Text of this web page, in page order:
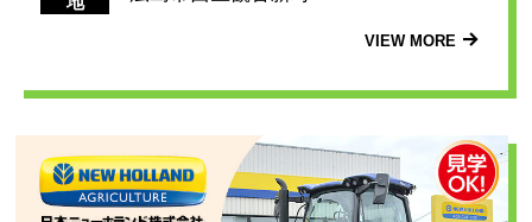
VIEW MORE